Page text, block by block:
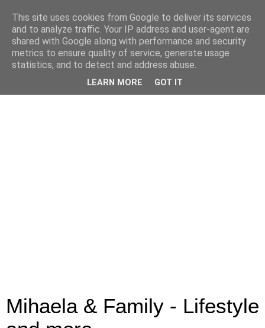
Mihaela & Family - Lifestyle
This site uses cookies from Google to deliver its services
and to analyze traffic. Your IP address and user-agent are
shared with Google along with performance and security
metrics to ensure quality of service, generate usage
statistics, and to detect and address abuse.
LEARN MORE GOT IT